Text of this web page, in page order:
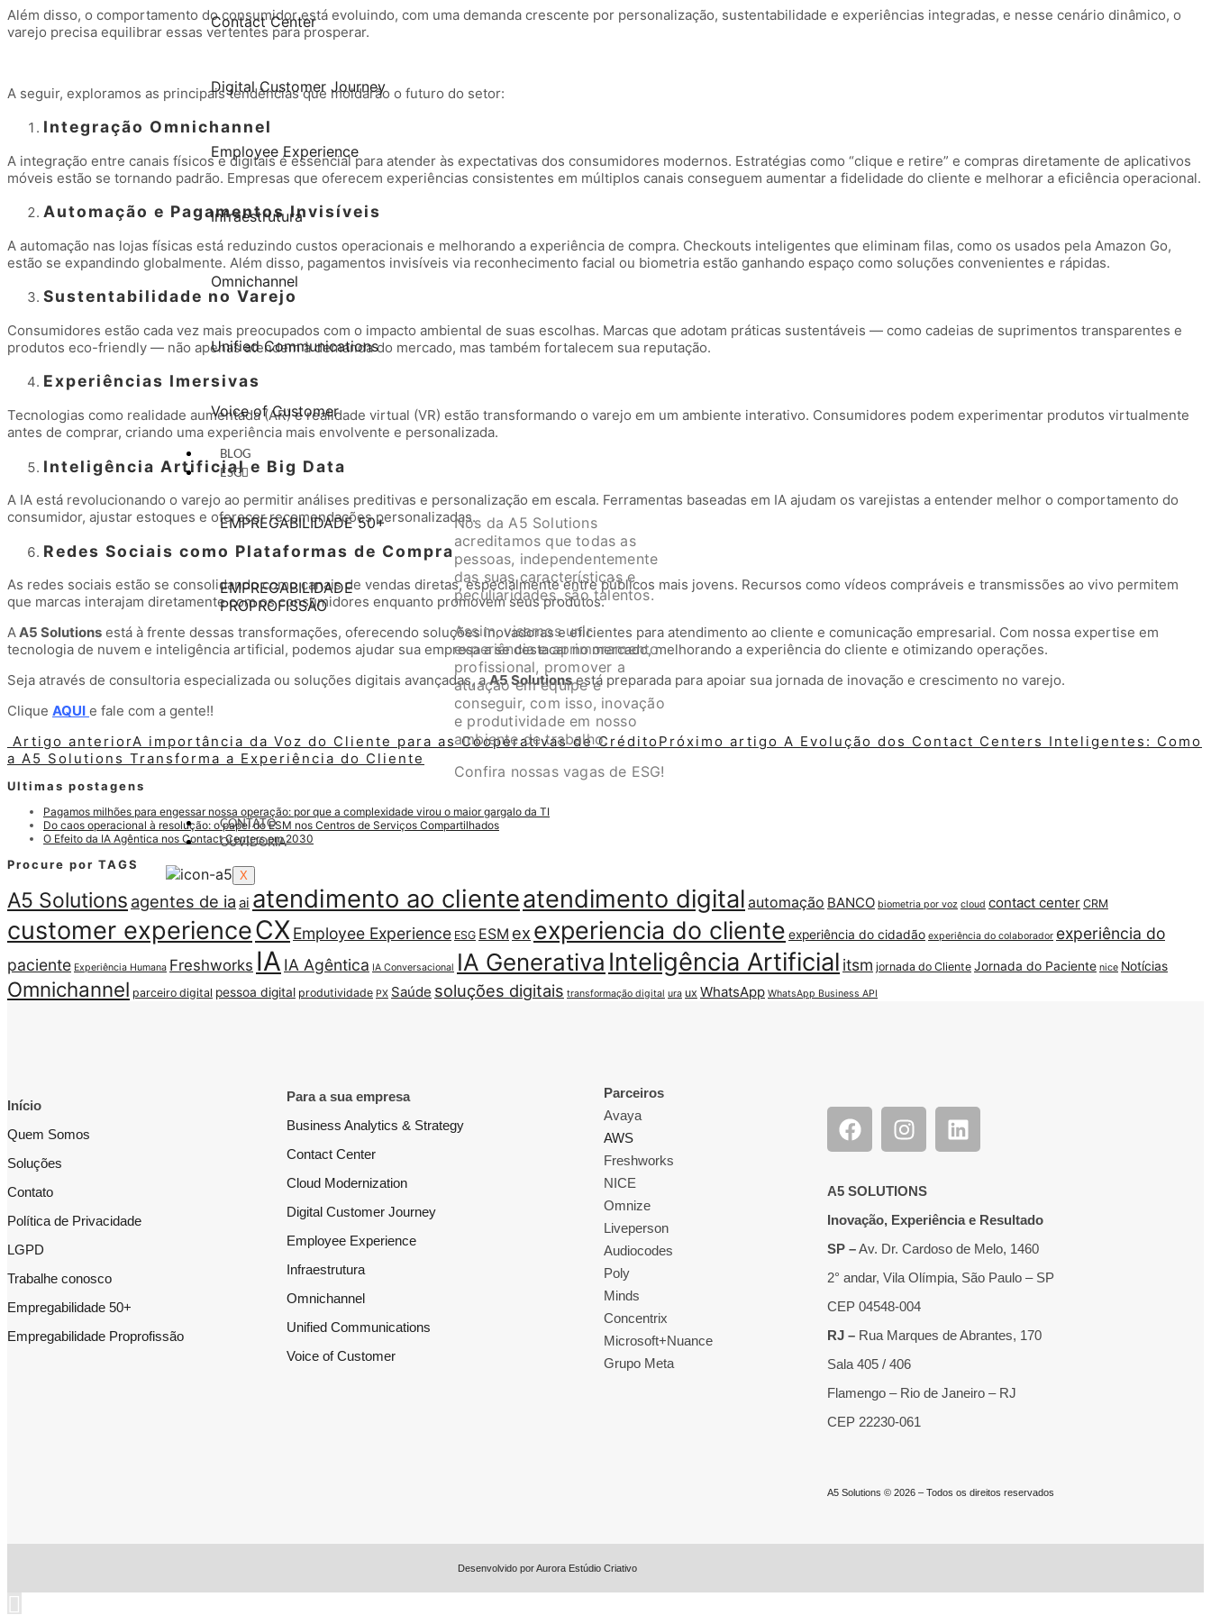
Contact Center
Digital Customer Journey
Employee Experience
Infraestrutura
Omnichannel
Unified Communications
Voice of Customer
BLOG
ESG
EMPREGABILIDADE 50+
EMPREGABILIDADE
PROPROFISSÃO
Nós da A5 Solutions
acreditamos que todas as
pessoas, independentemente
das suas características e
peculiaridades, são talentos.
Assim, visamos unir
experiência e aprimoramento
profissional, promover a
atuação em equipe e
conseguir, com isso, inovação
e produtividade em nosso
ambiente de trabalho.
Confira nossas vagas de ESG!
CONTATO
OUVIDORIA
X
Além disso, o comportamento do consumidor está evoluindo, com uma demanda crescente por personalização, sustentabilidade e experiências integradas, e nesse cenário dinâmico, o
varejo precisa equilibrar essas vertentes para prosperar.
A seguir, exploramos as principais tendências que moldarão o futuro do setor:
Integração Omnichannel
A integração entre canais físicos e digitais é essencial para atender às expectativas dos consumidores modernos. Estratégias como “clique e retire” e compras diretamente de aplicativos
móveis estão se tornando padrão. Empresas que oferecem experiências consistentes em múltiplos canais conseguem aumentar a fidelidade do cliente e melhorar a eficiência operacional.
Automação e Pagamentos Invisíveis
A automação nas lojas físicas está reduzindo custos operacionais e melhorando a experiência de compra. Checkouts inteligentes que eliminam filas, como os usados pela Amazon Go,
estão se expandindo globalmente. Além disso, pagamentos invisíveis via reconhecimento facial ou biometria estão ganhando espaço como soluções convenientes e rápidas.
Sustentabilidade no Varejo
Consumidores estão cada vez mais preocupados com o impacto ambiental de suas escolhas. Marcas que adotam práticas sustentáveis — como cadeias de suprimentos transparentes e
produtos eco-friendly — não apenas atendem à demanda do mercado, mas também fortalecem sua reputação.
Experiências Imersivas
Tecnologias como realidade aumentada (AR) e realidade virtual (VR) estão transformando o varejo em um ambiente interativo. Consumidores podem experimentar produtos virtualmente
antes de comprar, criando uma experiência mais envolvente e personalizada.
Inteligência Artificial e Big Data
A IA está revolucionando o varejo ao permitir análises preditivas e personalização em escala. Ferramentas baseadas em IA ajudam os varejistas a entender melhor o comportamento do
consumidor, ajustar estoques e oferecer recomendações personalizadas.
Redes Sociais como Plataformas de Compra
As redes sociais estão se consolidando como canais de vendas diretas, especialmente entre públicos mais jovens. Recursos como vídeos compráveis e transmissões ao vivo permitem
que marcas interajam diretamente com os consumidores enquanto promovem seus produtos.
AA5 Solutions está à frente dessas transformações, oferecendo soluções inovadoras e eficientes para atendimento ao cliente e comunicação empresarial. Com nossa expertise em
tecnologia de nuvem e inteligência artificial, podemos ajudar sua empresa a se destacar no mercado, melhorando a experiência do cliente e otimizando operações.
Seja através de consultoria especializada ou soluções digitais avançadas, aA5 Solutionsestá preparada para apoiar sua jornada de inovação e crescimento no varejo.
Clique AQUI e fale com a gente!!
Artigo anteriorA importância da Voz do Cliente para as Cooperativas de Crédito Próximo artigo A Evolução dos Contact Centers Inteligentes: Como
a A5 Solutions Transforma a Experiência do Cliente
Ultimas postagens
Pagamos milhões para engessar nossa operação: por que a complexidade virou o maior gargalo da TI
Do caos operacional à resolução: o papel do ESM nos Centros de Serviços Compartilhados
O Efeito da IA Agêntica nos Contact Centers em 2030
Procure por TAGS
A5 Solutions agentes de ia ai atendimento ao clienteatendimento digital automação BANCO biometria por voz cloud contact center CRM
customer experienceCXEmployee Experience ESG ESM ex experiencia do cliente experiência do cidadão experiência do colaborador experiência do
paciente Experiência Humana Freshworks IA IA Agêntica IA Conversacional IA Generativa Inteligência Artificial itsm jornada do Cliente Jornada do Paciente nice Notícias
Omnichannel parceiro digital pessoa digital produtividade PX Saúde soluções digitais transformação digital ura ux WhatsApp WhatsApp Business API
Início
Quem Somos
Soluções
Contato
Política de Privacidade
LGPD
Trabalhe conosco
Empregabilidade 50+
Empregabilidade Proprofissão
Para a sua empresa
Business Analytics & Strategy
Contact Center
Cloud Modernization
Digital Customer Journey
Employee Experience
Infraestrutura
Omnichannel
Unified Communications
Voice of Customer
Parceiros
Avaya
AWS
Freshworks
NICE
Omnize
Liveperson
Audiocodes
Poly
Minds
Concentrix
Microsoft+Nuance
Grupo Meta
A5 SOLUTIONS
Inovação, Experiência e Resultado
SP –Av. Dr. Cardoso de Melo, 1460
2° andar, Vila Olímpia, São Paulo – SP
CEP 04548-004
RJ – Rua Marques de Abrantes, 170
Sala 405 / 406
Flamengo – Rio de Janeiro – RJ
CEP 22230-061
A5 Solutions © 2026 – Todos os direitos reservados
Desenvolvido porAurora Estúdio Criativo